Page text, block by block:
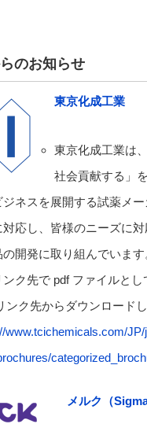
のお知らせ
東京化成工業
東京化成工業は
社会貢献する」
ジネスを展開する試薬メ
応し、皆様のニーズに
の開発に取り組んでいま
ンク先で pdf ファイルと
ンク先からダウンロード
www.tcichemicals.com/
メルク（